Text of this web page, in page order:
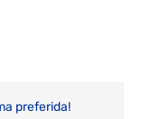
preferida!